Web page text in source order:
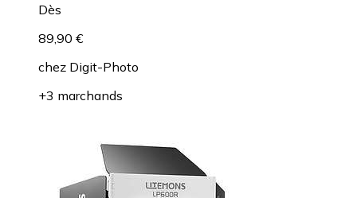
Dès
89,90 €
chez Digit-Photo
+3 marchands